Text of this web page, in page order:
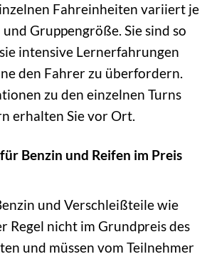
Fahreinheiten variiert je
Gruppengröße. Sie sind so
intensive Lernerfahrungen
den Fahrer zu überfordern.
zu den einzelnen Turns
erhalten Sie vor Ort.
Benzin und Reifen im Preis
und Verschleißteile wie
Regel nicht im Grundpreis des
und müssen vom Teilnehmer